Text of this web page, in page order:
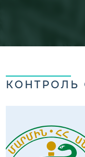
КОНТРОЛЬ